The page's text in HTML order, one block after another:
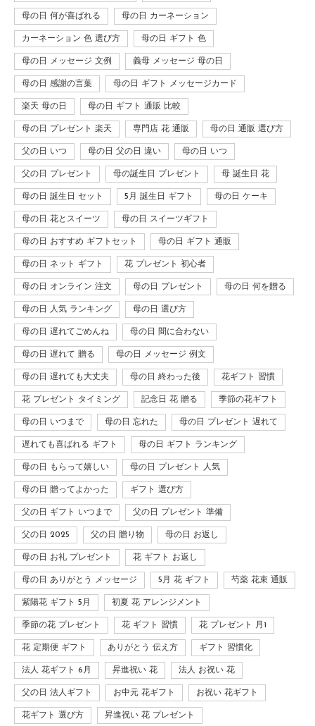
母の日 何が喜ばれる 母の日 カーネーション
カーネーション 色 選び方 母の日 ギフト 色
母の日 メッセージ 文例 義母 メッセージ 母の日
母の日 感謝の言葉 母の日 ギフト メッセージカード
楽天 母の日 母の日 ギフト 通販 比較
母の日 プレゼント 楽天 専門店 花 通販 母の日 通販 選び方
父の日 いつ 母の日 父の日 違い 母の日 いつ
父の日 プレゼント 母の誕生日 プレゼント 母 誕生日 花
母の日 誕生日 セット 5月 誕生日 ギフト 母の日 ケーキ
母の日 花とスイーツ 母の日 スイーツギフト
母の日 おすすめ ギフトセット 母の日 ギフト 通販
母の日 ネット ギフト 花 プレゼント 初心者
母の日 オンライン 注文 母の日 プレゼント 母の日 何を贈る
母の日 人気 ランキング 母の日 選び方
母の日 遅れてごめんね 母の日 間に合わない
母の日 遅れて 贈る 母の日 メッセージ 例文
母の日 遅れても大丈夫 母の日 終わった後 花ギフト 習慣
花 プレゼント タイミング 記念日 花 贈る 季節の花ギフト
母の日 いつまで 母の日 忘れた 母の日 プレゼント 遅れて
遅れても喜ばれる ギフト 母の日 ギフト ランキング
母の日 もらって嬉しい 母の日 プレゼント 人気
母の日 贈ってよかった ギフト 選び方
父の日 ギフト いつまで 父の日 プレゼント 準備
父の日 2025 父の日 贈り物 母の日 お返し
母の日 お礼 プレゼント 花 ギフト お返し
母の日 ありがとう メッセージ 5月 花 ギフト 芍薬 花束 通販
紫陽花 ギフト 5月 初夏 花 アレンジメント
季節の花 プレゼント 花 ギフト 習慣 花 プレゼント 月1
花 定期便 ギフト ありがとう 伝え方 ギフト 習慣化
法人 花ギフト 6月 昇進祝い 花 法人 お祝い 花
父の日 法人ギフト お中元 花ギフト お祝い 花ギフト
花ギフト 選び方 昇進祝い 花 プレゼント